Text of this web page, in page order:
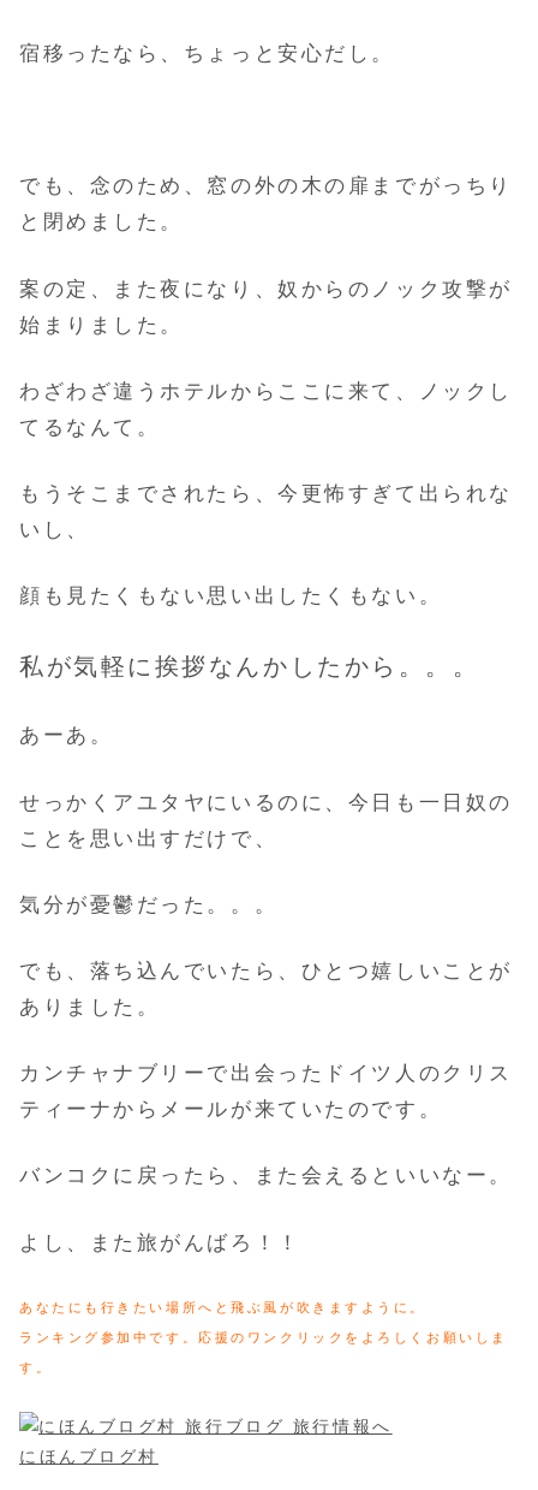
宿移ったなら、ちょっと安心だし。
でも、念のため、窓の外の木の扉までがっちり
と閉めました。
案の定、また夜になり、奴からのノック攻撃が
始まりました。
わざわざ違うホテルからここに来て、ノックし
てるなんて。
もうそこまでされたら、今更怖すぎて出られな
いし、
顔も見たくもない思い出したくもない。
私が気軽に挨拶なんかしたから。。。
あーあ。
せっかくアユタヤにいるのに、今日も一日奴の
ことを思い出すだけで、
気分が憂鬱だった。。。
でも、落ち込んでいたら、ひとつ嬉しいことが
ありました。
カンチャナブリーで出会ったドイツ人のクリス
ティーナから メールが来ていたのです。
バンコクに戻ったら、また会えるといいなー。
よし、また旅がんばろ！！
あなたにも行きたい場所へと飛ぶ風が吹きますように。
ランキング参加中です。応援のワンクリックをよろしくお願いしま
す。
にほんブログ村